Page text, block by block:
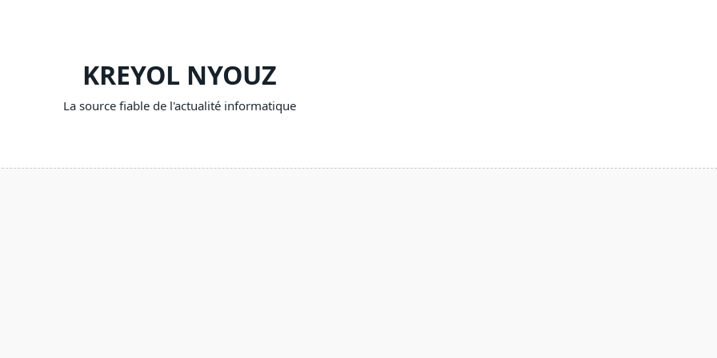
KREYOL NYOUZ
La source fiable de l'actualité informatique